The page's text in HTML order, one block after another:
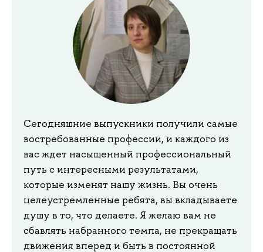
Сегодняшние выпускники получили самые
востребованные профессии, и каждого из
вас ждет насыщенный профессиональный
путь с интересными результатами,
которые изменят нашу жизнь. Вы очень
целеустремленные ребята, вы вкладываете
душу в то, что делаете. Я желаю вам не
сбавлять набранного темпа, не прекращать
движения вперед и быть в постоянной